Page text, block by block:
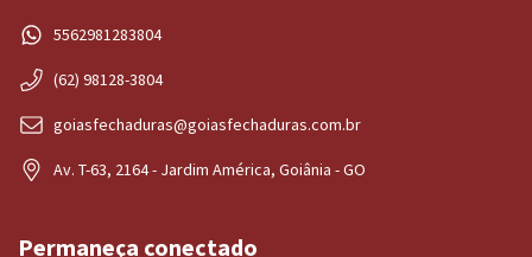
5562981283804
(62) 98128-3804
goiasfechaduras@goiasfechaduras.com.br
Av. T-63, 2164 - Jardim América, Goiânia - GO
Permaneça conectado